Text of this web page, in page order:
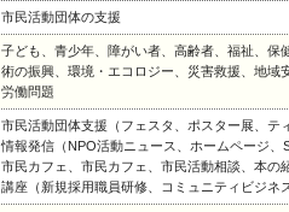
市民活動団体の支援
子ども、青少年、障がい者、高齢者、福祉、
術の振興、環境・エコロジー、災害救援、地域
労働問題
市民活動団体支援（フェスタ、ポスター展、テ
情報発信（NPO活動ニュース、ホームページ、
市民カフェ、市民カフェ、市民活動相談、本の
講座（新規採用職員研修、コミュニティビジネ